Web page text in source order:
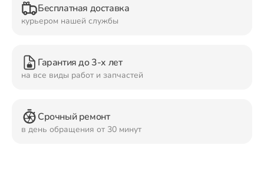
Бесплатная доставка
курьером нашей службы
Гарантия до 3-х лет
на все виды работ и запчастей
Срочный ремонт
в день обращения от 30 минут